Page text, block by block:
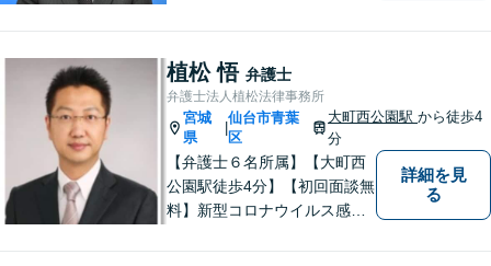
法律に不安を抱える方々に支
援を提供しています。 依頼者
の要望を実現するため、迅速
かつ的確に対応いたします。
植松 悟 弁護士
弁護士法人植松法律事務所
宮城
県
|
仙台市青葉
区
大町西公園駅から徒歩4
分
【弁護士６名所属】【大町西
公園駅徒歩4分】【初回面談無
料】新型コロナウイルス感染
借金でお困りの方へ解決策を
詳細を見
る